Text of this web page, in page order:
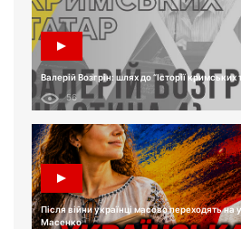
Валерій Возгрін: шлях до “Історії кримських
56
Після війни українці масово переходять
Масенко